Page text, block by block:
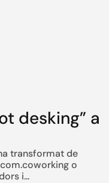
desking” a
transformat de
o
i...